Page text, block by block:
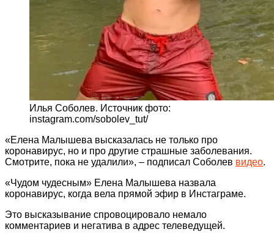
Илья Соболев. Источник фото:
instagram.com/sobolev_tut/
«Елена Малышева высказалась не только про
коронавирус, но и про другие страшные заболевания.
Смотрите, пока не удалили», – подписал Соболев видео.
«Чудом чудесным» Елена Малышева назвала
коронавирус, когда вела прямой эфир в Инстаграме.
Это высказывание спровоцировало немало
комментариев и негатива в адрес телеведущей.